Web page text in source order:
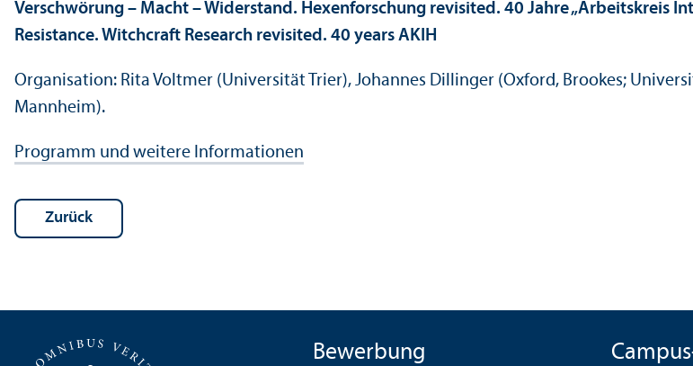
Verschwörung – Macht – Widerstand. Hexenforschung revisited. 40 Jahre „Arbeits­kreis
Resistance. Witchcraft Research revisited. 40 years AKIH
Organisation: Rita Voltmer (Universität Trier), Johannes Dillinger (Oxford, Brookes;
Mannheim).
Programm und weitere Informationen
Zurück
Bewerbung